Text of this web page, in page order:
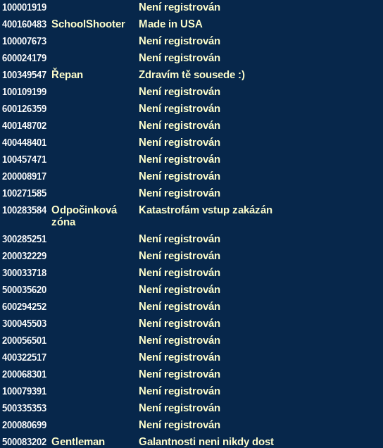
100001919 Není registrován
400160483 SchoolShooter Made in USA
100007673 Není registrován
600024179 Není registrován
100349547 Řepan Zdravím tě sousede :)
100109199 Není registrován
600126359 Není registrován
400148702 Není registrován
400448401 Není registrován
100457471 Není registrován
200008917 Není registrován
100271585 Není registrován
100283584 Odpočinková
zóna
Katastrofám vstup zakázán
300285251 Není registrován
200032229 Není registrován
300033718 Není registrován
500035620 Není registrován
600294252 Není registrován
300045503 Není registrován
200056501 Není registrován
400322517 Není registrován
200068301 Není registrován
100079391 Není registrován
500335353 Není registrován
200080699 Není registrován
500083202 Gentleman Galantnosti neni nikdy dost